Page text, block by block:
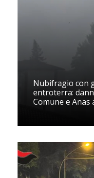
Nubifragio con
entroterra:
Comune e Anas